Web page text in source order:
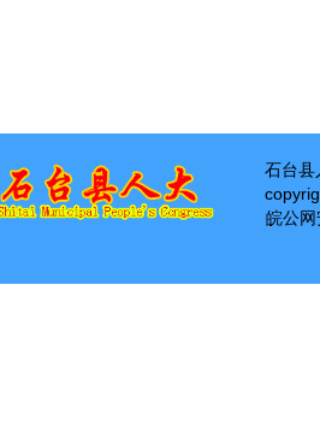
石台县
皖公